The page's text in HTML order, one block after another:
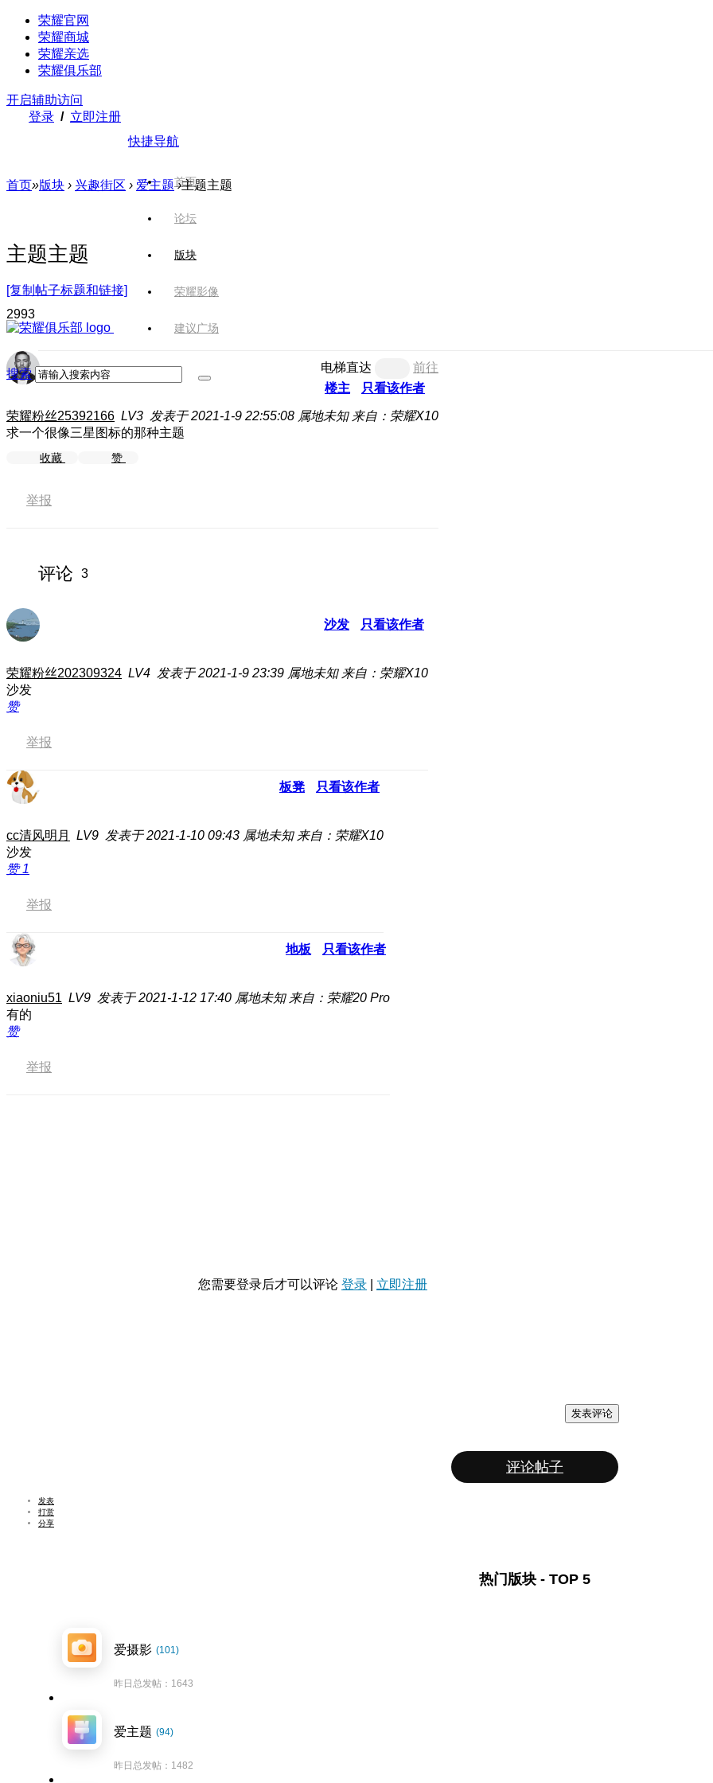
荣耀官网
荣耀商城
荣耀亲选
荣耀俱乐部
开启辅助访问
登录 / 立即注册
快捷导航
首页
论坛
版块
荣耀影像
建议广场
搜索
首页»版块 › 兴趣街区 › 爱主题 ›主题主题
主题主题
[复制帖子标题和链接]
2993
电梯直达
前往
楼主
只看该作者
荣耀粉丝25392166 LV3 发表于 2021-1-9 22:55:08 属地未知 来自：荣耀X10
求一个很像三星图标的那种主题
收藏 赞
举报
评论 3
沙发 只看该作者
荣耀粉丝202309324 LV4 发表于 2021-1-9 23:39 属地未知 来自：荣耀X10
沙发
赞
举报
板凳 只看该作者
cc清风明月 LV9 发表于 2021-1-10 09:43 属地未知 来自：荣耀X10
沙发
赞1
举报
地板 只看该作者
xiaoniu51 LV9 发表于 2021-1-12 17:40 属地未知 来自：荣耀20 Pro
有的
赞
举报
您需要登录后才可以评论 登录 立即注册
发表评论
评论帖子
发表
打赏
分享
热门版块 - TOP 5
爱摄影 (101)
昨日总发帖：1643
爱主题 (94)
昨日总发帖：1482